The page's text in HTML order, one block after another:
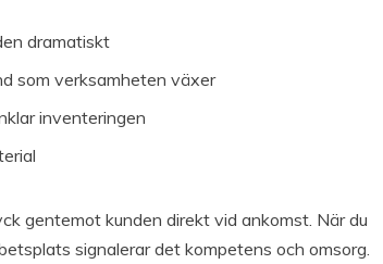
dramatiskt
som verksamheten växer
inventeringen
gentemot kunden direkt vid ankomst. När du
signalerar det kompetens och omsorg.